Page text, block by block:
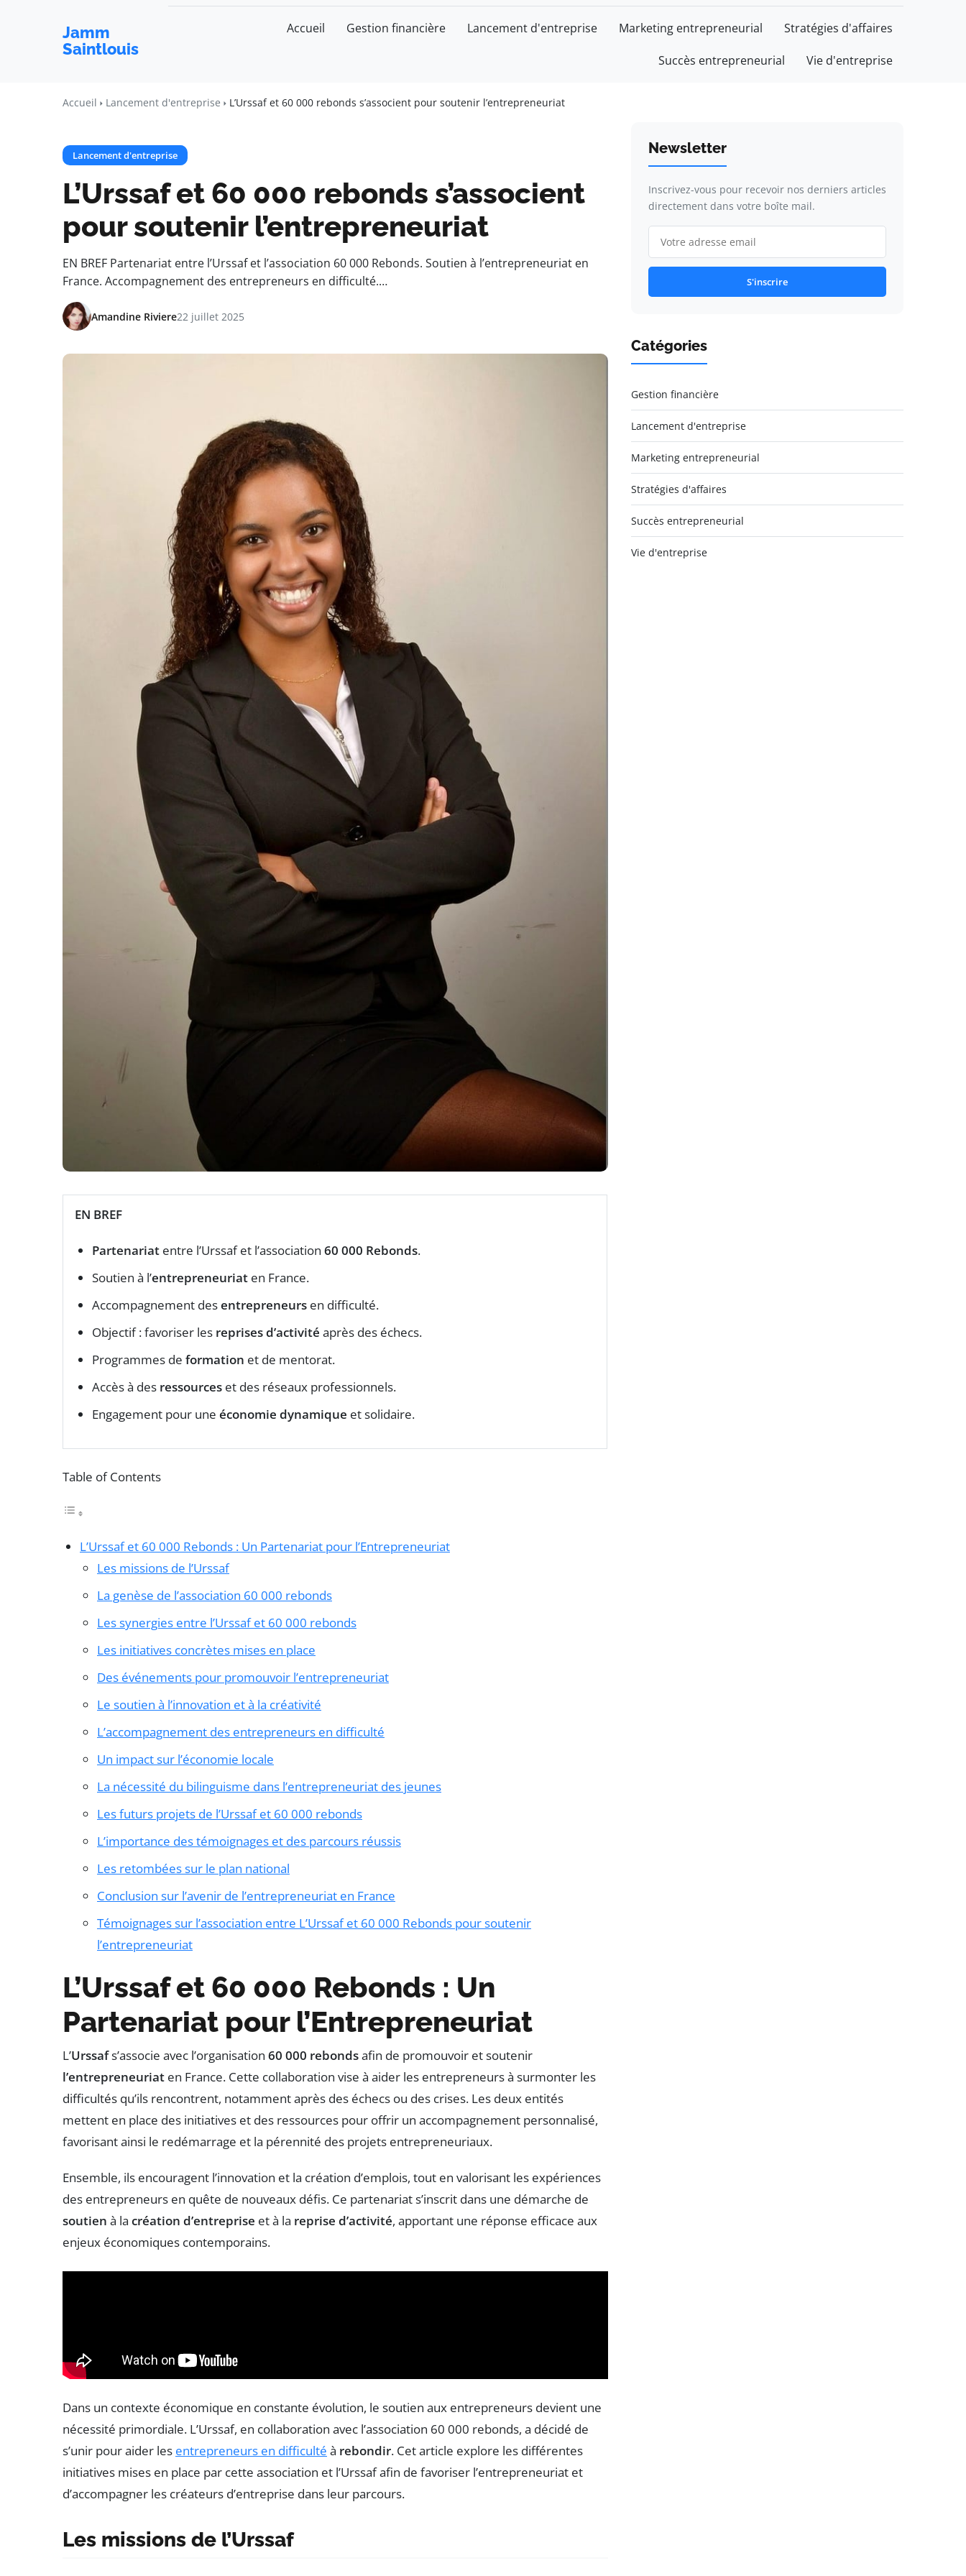
Jamm
Saintlouis
Accueil Gestion financière Lancement d'entreprise Marketing entrepreneurial Stratégies d'affaires
Succès entrepreneurial Vie d'entreprise
Accueil Lancement d'entreprise L’Urssaf et 60 000 rebonds s’associent pour soutenir l’entrepreneuriat
Lancement d'entreprise
L’Urssaf et 60 000 rebonds s’associent
pour soutenir l’entrepreneuriat
EN BREF Partenariat entre l’Urssaf et l’association 60 000 Rebonds. Soutien à l’entrepreneuriat en
France. Accompagnement des entrepreneurs en difficulté.…
Amandine Riviere22 juillet 2025
EN BREF
Partenariat entre l’Urssaf et l’association 60 000 Rebonds.
Soutien à l’entrepreneuriat en France.
Accompagnement desentrepreneurs en difficulté.
Objectif : favoriser les reprises d’activité après des échecs.
Programmes de formation et de mentorat.
Accès à des ressources et des réseaux professionnels.
Engagement pour une économie dynamique et solidaire.
Table of Contents
L’Urssaf et 60 000 Rebonds : Un Partenariat pour l’Entrepreneuriat
Les missions de l’Urssaf
La genèse de l’association 60 000 rebonds
Les synergies entre l’Urssaf et 60 000 rebonds
Les initiatives concrètes mises en place
Des événements pour promouvoir l’entrepreneuriat
Le soutien à l’innovation et à la créativité
L’accompagnement des entrepreneurs en difficulté
Un impact sur l’économie locale
La nécessité du bilinguisme dans l’entrepreneuriat des jeunes
Les futurs projets de l’Urssaf et 60 000 rebonds
L’importance des témoignages et des parcours réussis
Les retombées sur le plan national
Conclusion sur l’avenir de l’entrepreneuriat en France
Témoignages sur l’association entre L’Urssaf et 60 000 Rebonds pour soutenir
l’entrepreneuriat
L’Urssaf et 60 000 Rebonds : Un
Partenariat pour l’Entrepreneuriat
L’Urssafs’associe avec l’organisation 60 000 rebondsafin de promouvoir et soutenir
l’entrepreneuriat en France. Cette collaboration vise à aider les entrepreneurs à surmonter les
difficultés qu’ils rencontrent, notamment après des échecs ou des crises. Les deux entités
mettent en place des initiatives et des ressources pour offrir un accompagnement personnalisé,
favorisant ainsi le redémarrage et la pérennité des projets entrepreneuriaux.
Ensemble, ils encouragent l’innovation et la création d’emplois, tout en valorisant les expériences
des entrepreneurs en quête de nouveaux défis. Ce partenariat s’inscrit dans une démarche de
soutien à la création d’entreprise et à la reprise d’activité, apportant une réponse efficace aux
enjeux économiques contemporains.
Dans un contexte économique en constante évolution, le soutien aux entrepreneurs devient une
nécessité primordiale. L’Urssaf, en collaboration avec l’association 60 000 rebonds, a décidé de
s’unir pour aider les entrepreneurs en difficulté à rebondir. Cet article explore les différentes
initiatives mises en place par cette association et l’Urssaf afin de favoriser l’entrepreneuriat et
d’accompagner les créateurs d’entreprise dans leur parcours.
Les missions de l’Urssaf
Newsletter
Inscrivez-vous pour recevoir nos derniers articles
directement dans votre boîte mail.
S'inscrire
Catégories
Gestion financière
Lancement d'entreprise
Marketing entrepreneurial
Stratégies d'affaires
Succès entrepreneurial
Vie d'entreprise